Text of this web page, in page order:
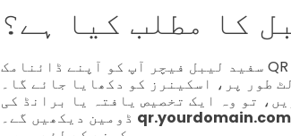
کا مطلب کیا ہے؟
سفید لیبل فیچر آپ کو آپنے ڈائنامک QR کوڈ میں اپنے خود کے چھوٹے ڈومین شامل کرنے کی
تو وہ ایک تخصیص یافتہ یا برانڈ کی